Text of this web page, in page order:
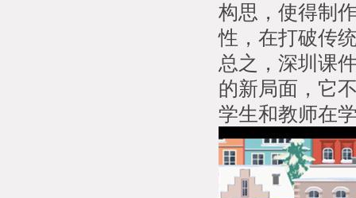
构思，使得制
性，在打破传
总之，深圳课
的新局面，它
学生和教师在